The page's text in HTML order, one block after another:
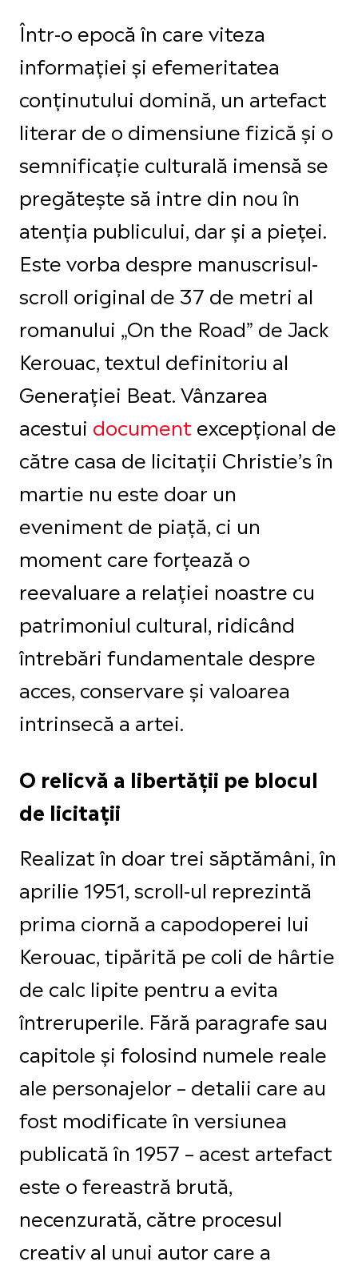
Într-o epocă în care viteza
informației și efemeritatea
conținutului domină, un artefact
literar de o dimensiune fizică și o
semnificație culturală imensă se
pregătește să intre din nou în
atenția publicului, dar și a pieței.
Este vorba despre manuscrisul-
scroll original de 37 de metri al
romanului „On the Road” de Jack
Kerouac, textul definitoriu al
Generației Beat. Vânzarea
acestui document excepțional de
către casa de licitații Christie’s în
martie nu este doar un
eveniment de piață, ci un
moment care forțează o
reevaluare a relației noastre cu
patrimoniul cultural, ridicând
întrebări fundamentale despre
acces, conservare și valoarea
intrinsecă a artei.
O relicvă a libertății pe blocul
de licitații
Realizat în doar trei săptămâni, în
aprilie 1951, scroll-ul reprezintă
prima ciornă a capodoperei lui
Kerouac, tipărită pe coli de hârtie
de calc lipite pentru a evita
întreruperile. Fără paragrafe sau
capitole și folosind numele reale
ale personajelor – detalii care au
fost modificate în versiunea
publicată în 1957 – acest artefact
este o fereastră brută,
necenzurată, către procesul
creativ al unui autor care a